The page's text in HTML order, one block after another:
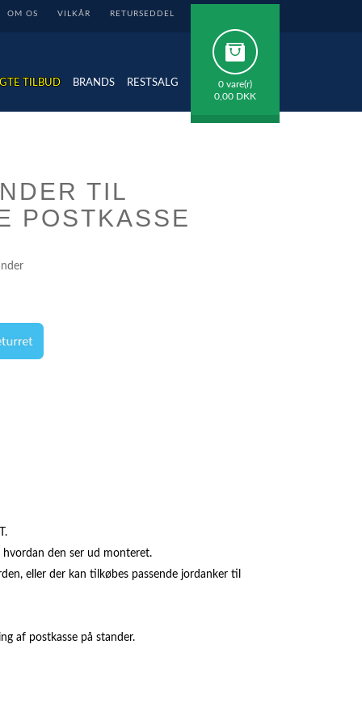
OM OS VILKÅR RETURSEDDEL
0 vare(r)
0,00 DKK
TILBUD BRANDS RESTSALG
TIL
POSTKASSE
hvordan den ser ud monteret.
eller der kan tilkøbes passende jordanker til
af postkasse på stander.